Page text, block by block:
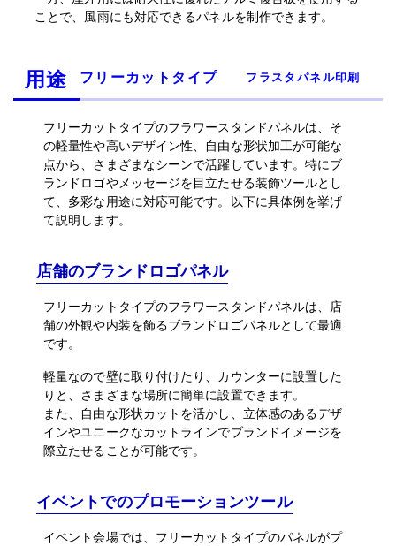
ことで、風雨にも対応できるパネルを制作できます。
用途 フリーカットタイプ フラスタパネル印刷
フリーカットタイプのフラワースタンドパネルは、そ
の軽量性や高いデザイン性、自由な形状加工が可能な
点から、さまざまなシーンで活躍しています。特にブ
ランドロゴやメッセージを目立たせる装飾ツールとし
て、多彩な用途に対応可能です。以下に具体例を挙げ
て説明します。
店舗のブランドロゴパネル
フリーカットタイプのフラワースタンドパネルは、店
舗の外観や内装を飾るブランドロゴパネルとして最適
です。
軽量なので壁に取り付けたり、カウンターに設置した
りと、さまざまな場所に簡単に設置できます。
また、自由な形状カットを活かし、立体感のあるデザ
インやユニークなカットラインでブランドイメージを
際立たせることが可能です。
イベントでのプロモーションツール
イベント会場では、フリーカットタイプのパネルがプ